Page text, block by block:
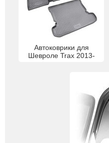
Автоковрики для
Шевроле Trax 2013-